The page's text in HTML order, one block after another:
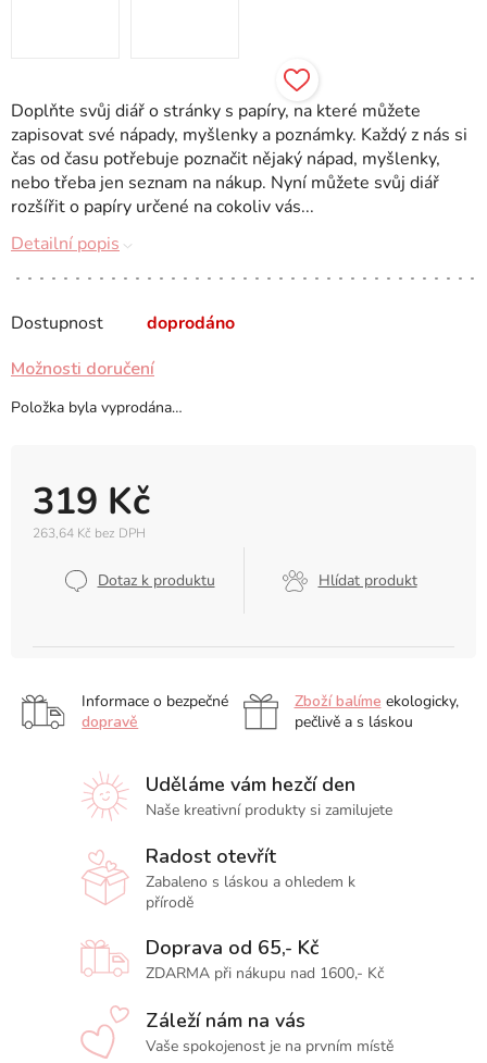
Dostupnost doprodáno
319 Kč
263,64 Kč bez DPH
Dotaz k produktu Hlídat produkt
Možnosti doručení
Položka byla vyprodána…
Doplňte svůj diář o stránky s papíry, na které můžete
zapisovat své nápady, myšlenky a poznámky. Každý z nás si
čas od času potřebuje poznačit nějaký nápad, myšlenky,
nebo třeba jen seznam na nákup. Nyní můžete svůj diář
rozšířit o papíry určené na cokoliv vás...
Detailní popis
Informace o bezpečné
dopravě
Zboží balíme ekologicky,
pečlivě a s láskou
Uděláme vám hezčí den
Naše kreativní produkty si zamilujete
Radost otevřít
Zabaleno s láskou a ohledem k
přírodě
Doprava od 65,- Kč
ZDARMA při nákupu nad 1600,- Kč
Záleží nám na vás
Vaše spokojenost je na prvním místě